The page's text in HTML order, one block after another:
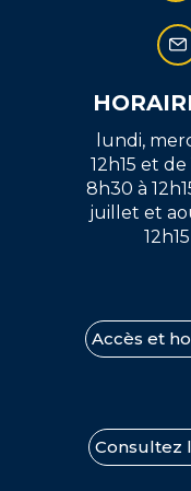
lundi,
12h15 et
8h30 à
juillet et
Accès et
Consultez